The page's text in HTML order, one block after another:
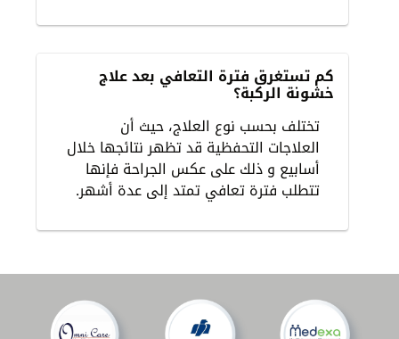
كم تستغرق فترة التعافي بعد علاج
خشونة الركبة؟
تختلف بحسب نوع العلاج، حيث أن
العلاجات التحفظية قد تظهر نتائجها خلال
أسابيع و ذلك على عكس الجراحة فإنها
تتطلب فترة تعافي تمتد إلى عدة أشهر.